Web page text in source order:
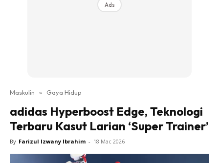
Ads
Maskulin » Gaya Hidup
adidas Hyperboost Edge, Teknologi
Terbaru Kasut Larian ‘Super Trainer’
By Farizul Izwany Ibrahim - 18 Mac 2026